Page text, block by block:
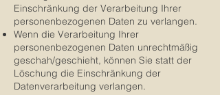
Einschränkung der Verarbeitung Ihrer
personenbezogenen Daten zu verlangen.
Wenn die Verarbeitung Ihrer
personenbezogenen Daten unrechtmäßig
geschah/geschieht, können Sie statt der
Löschung die Einschränkung der
Datenverarbeitung verlangen.